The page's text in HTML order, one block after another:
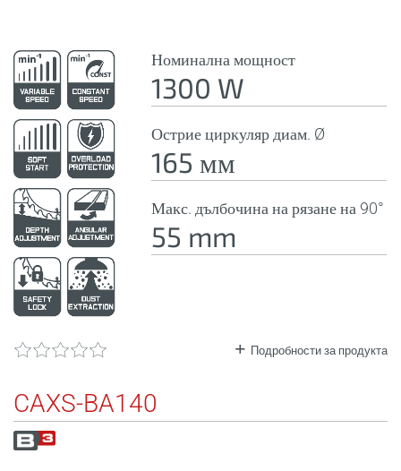
Номинална мощност
1300 W
Острие циркуляр диам. Ø
165 мм
Макс. дълбочина на рязане на 90°
55 mm
Подробности за продукта
CAXS-BA140